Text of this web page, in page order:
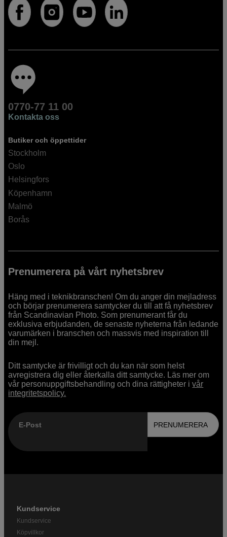
0770-77 11 00
Kontakta oss
Butiker och öppettider
Stockholm
Oslo
Helsingfors
Köpenhamn
Malmö
Borås
Prenumerera på vårt nyhetsbrev
Häng med i teknikbranschen! Om du anger din mejladress
och börjar prenumerera samtycker du till att få nyhetsbrev
från Scandinavian Photo. Som prenumerant får du
exklusiva erbjudanden, de senaste nyheterna från ledande
varumärken i branschen och massvis med inspiration till
din mejl.
Ditt samtycke är frivilligt och du kan när som helst
avregistrera dig eller återkalla ditt samtycke. Läs mer om
vår personuppgiftsbehandling och dina rättigheter ivår
integritetspolicy.
E-Post PRENUMERERA
Kundservice
Kundservice
Köpvillkor